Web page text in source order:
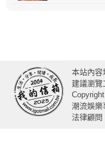
本站內容
建議瀏覽
潮流娛樂
法律顧問